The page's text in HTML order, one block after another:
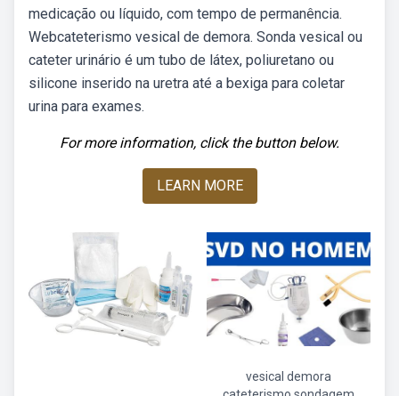
medicação ou líquido, com tempo de permanência.
Webcateterismo vesical de demora. Sonda vesical ou
cateter urinário é um tubo de látex, poliuretano ou
silicone inserido na uretra até a bexiga para coletar
urina para exames.
For more information, click the button below.
LEARN MORE
vesical demora